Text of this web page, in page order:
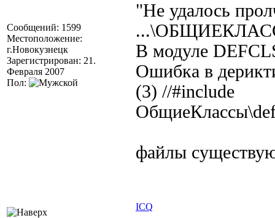
Сообщений: 1599
Местоположение:
г.Новокузнецк
Зарегистрирован: 21.
Февраля 2007
Пол:
"Не удалось
В модуле
Ошибка в
(3) //#include
файлы
ICQ